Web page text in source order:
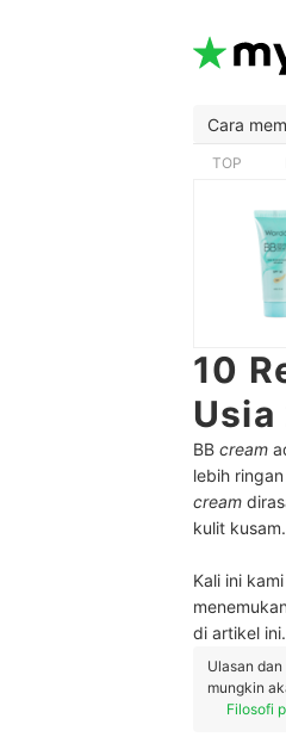
Cara
TOP
10
BB cream
lebih
cream
kulit kusam.
Kali ini
di artikel
Ulasan
mungkin
Filosofi